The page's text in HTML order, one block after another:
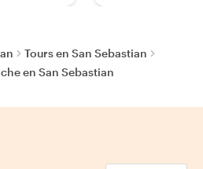
Tours en San Sebastian
en San Sebastian